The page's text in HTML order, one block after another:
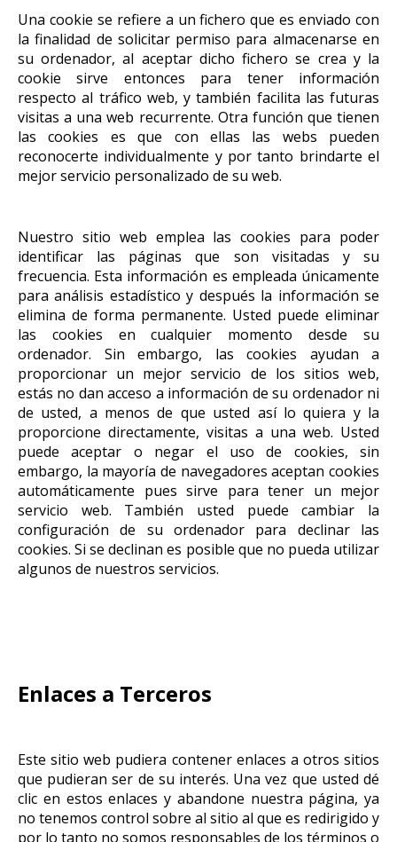
Una cookie se refiere a un fichero que es enviado con
la finalidad de solicitar permiso para almacenarse en
su ordenador, al aceptar dicho fichero se crea y la
cookie sirve entonces para tener información
respecto al tráfico web, y también facilita las futuras
visitas a una web recurrente. Otra función que tienen
las cookies es que con ellas las webs pueden
reconocerte individualmente y por tanto brindarte el
mejor servicio personalizado de su web.
Nuestro sitio web emplea las cookies para poder
identificar las páginas que son visitadas y su
frecuencia. Esta información es empleada únicamente
para análisis estadístico y después la información se
elimina de forma permanente. Usted puede eliminar
las cookies en cualquier momento desde su
ordenador. Sin embargo, las cookies ayudan a
proporcionar un mejor servicio de los sitios web,
estás no dan acceso a información de su ordenador ni
de usted, a menos de que usted así lo quiera y la
proporcione directamente, visitas a una web. Usted
puede aceptar o negar el uso de cookies, sin
embargo, la mayoría de navegadores aceptan cookies
automáticamente pues sirve para tener un mejor
servicio web. También usted puede cambiar la
configuración de su ordenador para declinar las
cookies. Si se declinan es posible que no pueda utilizar
algunos de nuestros servicios.
Enlaces a Terceros
Este sitio web pudiera contener enlaces a otros sitios
que pudieran ser de su interés. Una vez que usted dé
clic en estos enlaces y abandone nuestra página, ya
no tenemos control sobre al sitio al que es redirigido y
por lo tanto no somos responsables de los términos o